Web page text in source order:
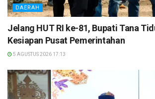
DAERAH
Jelang HUT RI ke-81, Bupati Tana
Kesiapan Pusat Pemerintahan
5 AGUSTUS 2026 17:13